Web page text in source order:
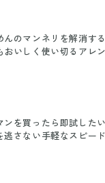
んのマンネリを解消す
おいしく使い切るアレ
ンを買ったら即試した
逃さない手軽なスピー